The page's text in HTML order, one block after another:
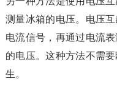
测量冰箱的电压。电压
电流信号，再通过电流
的电压。这种方法不需
生。